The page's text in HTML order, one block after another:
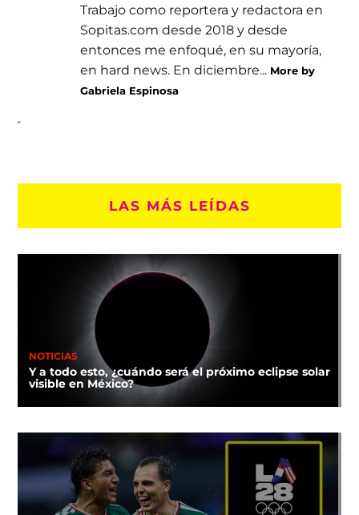
Trabajo como reportera y redactora en
Sopitas.com desde 2018 y desde
entonces me enfoqué, en su mayoría,
en hard news. En diciembre... More by
Gabriela Espinosa
LAS MÁS LEÍDAS
NOTICIAS
Y a todo esto, ¿cuándo será el próximo eclipse solar
visible en México?